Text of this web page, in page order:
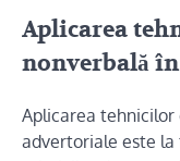
Aplicarea
nonverbală
Aplicarea tehnicilor
advertoriale este